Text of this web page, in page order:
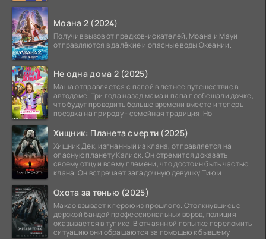
Моана 2 (2024)
Получив вызов от предков-искателей, Моана и Мауи
отправляются в далёкие и опасные воды Океании.
Не одна дома 2 (2025)
Маша отправляется с папой в летнее путешествие в
автодоме. Три года назад мама и папа пообещали дочке,
что будут проводить больше времени вместе и теперь
поездка на природу - семейная традиция. Но
Хищник: Планета смерти (2025)
Хищник Дек, изгнанный из клана, отправляется на
опасную планету Калиск. Он стремится доказать
своему отцу и всему племени, что достоин быть частью
клана. Он встречает загадочную девушку Тию и
Охота за тенью (2025)
Макао взывает к герою из прошлого. Столкнувшись с
дерзкой бандой профессиональных воров, полиция
оказывается в тупике. В отчаянной попытке переломить
ситуацию они обращаются за помощью к бывшему